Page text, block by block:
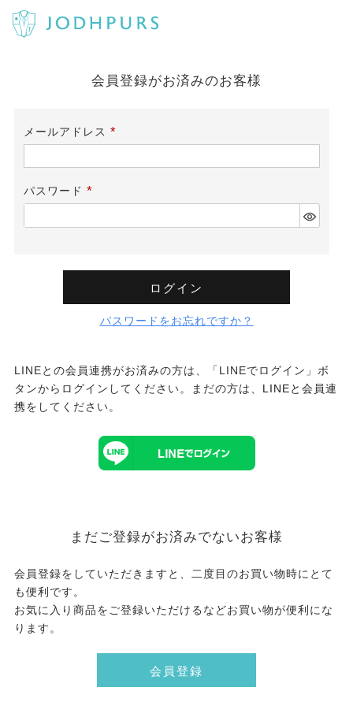
会員登録がお済みのお客様
メールアドレス
須)
パスワード
須)
ログイン
パスワードをお忘れですか？
LINEとの会員連携がお済みの方は、「LINEでログイン」ボ
タンからログインしてください。まだの方は、 LINEと会員連
携をしてください。
まだご登録がお済みでないお客様
会員登録をしていただきますと、二度目のお買い物時にとて
も便利です。
お気に入り商品をご登録いただけるなどお買い物が便利にな
ります。
会員登録